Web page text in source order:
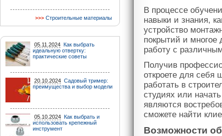
Строительные материалы
05.11.2024 Как выбрать
идеальную отвертку:
практические советы
20.10.2024 Садовый тример:
преимущества и выбор модели
05.10.2024 Как выбрать и
использовать крепежный
инструмент
В процессе
навыки и знания,
устройство
покрытий и многое
работу с
Получив
откроете для себя
работать в
студиях или
являются
сможете найти
Возможности